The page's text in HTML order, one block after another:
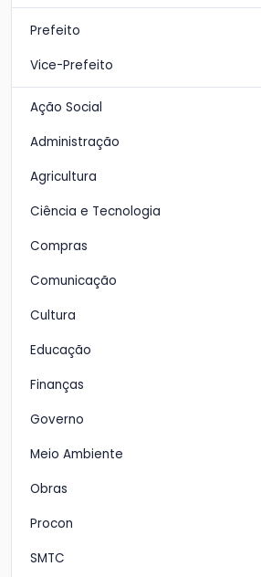
Prefeito
Vice-Prefeito
Ação Social
Administração
Agricultura
Ciência e Tecnologia
Compras
Comunicação
Cultura
Educação
Finanças
Governo
Meio Ambiente
Obras
Procon
SMTC